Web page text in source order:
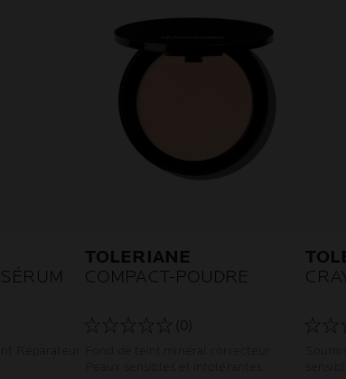
TOLERIANE
COMPACT-POUDRE
(0)